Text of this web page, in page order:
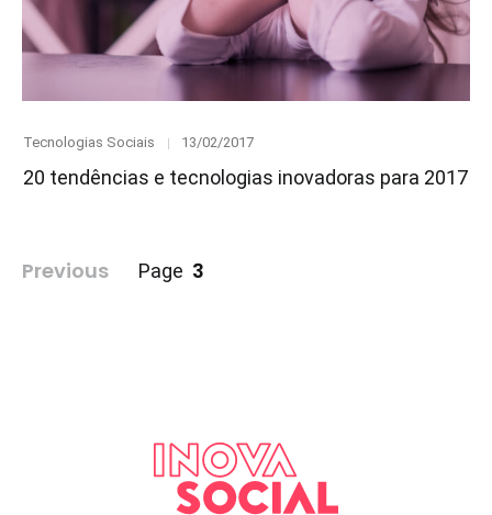
Category
Tecnologias Sociais
Posted
13/02/2017
20 tendências e tecnologias inovadoras para 2017
Paginação
Previous Page 3